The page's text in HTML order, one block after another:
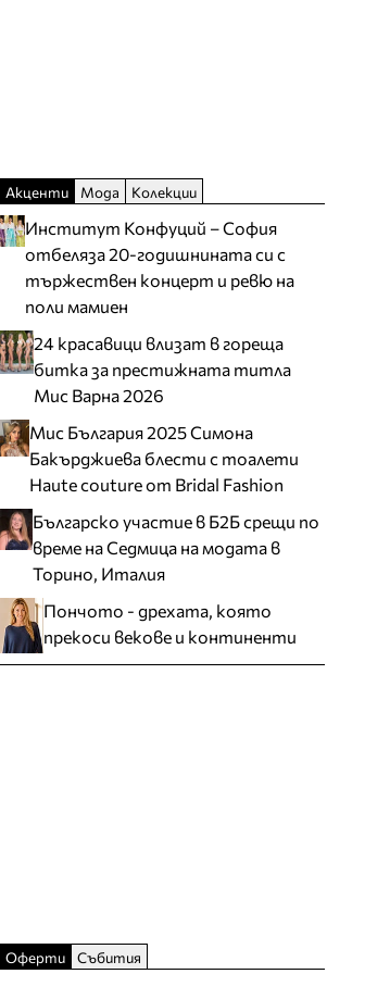
Акценти Мода Колекции
Институт Конфуций – София
отбеляза 20-годишнината си с
тържествен концерт и ревю на
поли мамиен
24 красавици влизат в гореща
битка за престижната титла
Мис Варна 2026
Мис България 2025 Симона
Бакърджиева блести с тоалети
Haute couture от Bridal Fashion
Българско участие в Б2Б срещи по
време на Седмица на модата в
Торино, Италия
Пончото - дрехата, която
прекоси векове и континенти
Оферти Събития